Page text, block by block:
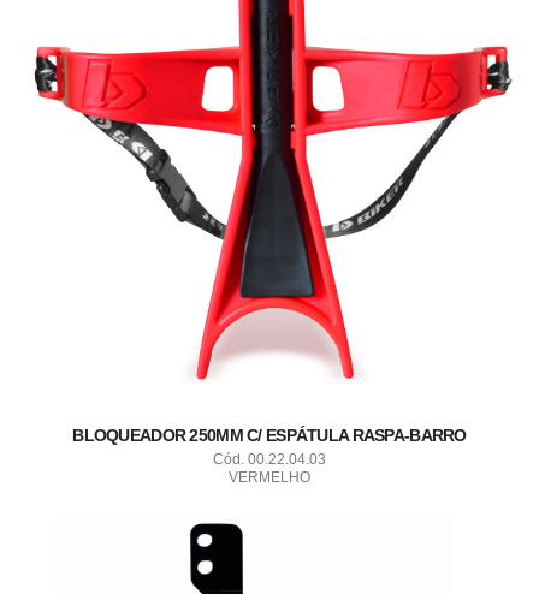
BLOQUEADOR 250MM C/ ESPÁTULA RASPA-BARRO
Cód. 00.22.04.03
VERMELHO